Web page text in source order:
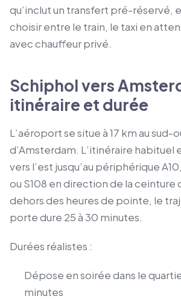
qu’inclut un transfert pré-réservé,
choisir entre le train, le taxi en
avec chauffeur privé.
Schiphol vers
itinéraire et durée
L’aéroport se situe à 17 km au
d’Amsterdam. L’itinéraire habituel
vers l’est jusqu’au périphérique
ou S108 en direction de la ceinture
dehors des heures de pointe, le
porte dure 25 à 30 minutes.
Durées réalistes :
Dépose en soirée dans le
minutes